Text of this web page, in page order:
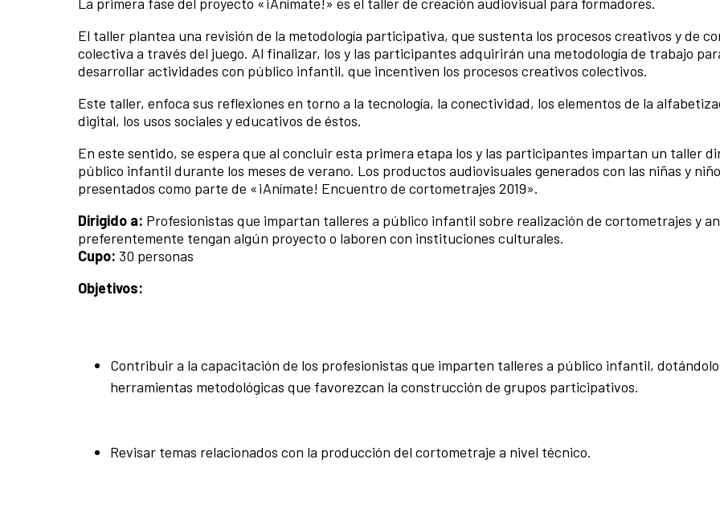
El taller plantea una revisión de la metodología participativa, que sustenta los procesos creativos y de
colectiva a través del juego. Al finalizar, los y las participantes adquirirán una metodología de trabajo
desarrollar actividades con público infantil, que incentiven los procesos creativos colectivos.
Este taller, enfoca sus reflexiones en torno a la tecnología, la conectividad, los elementos de la
digital, los usos sociales y educativos de éstos.
En este sentido, se espera que al concluir esta primera etapa los y las participantes impartan un taller
público infantil durante los meses de verano. Los productos audiovisuales generados con las niñas y
presentados como parte de «¡Anímate! Encuentro de cortometrajes 2019».
Dirigido a: Profesionistas que impartan talleres a público infantil sobre realización de cortometrajes y
preferentemente tengan algún proyecto o laboren con instituciones culturales.
Cupo: 30 personas
Objetivos:
Contribuir a la capacitación de los profesionistas que imparten talleres a público infantil,
herramientas metodológicas que favorezcan la construcción de grupos participativos.
Revisar temas relacionados con la producción del cortometraje a nivel técnico.